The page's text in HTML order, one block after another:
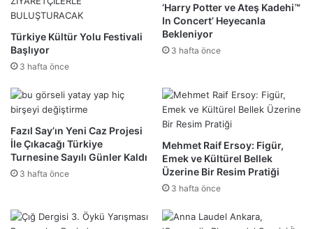
Türkiye Kültür Yolu Festivali
Başlıyor
3 hafta önce
‘Harry Potter ve Ateş Kadehi™
In Concert’ Heyecanla
Bekleniyor
3 hafta önce
Fazıl Say’ın Yeni Caz Projesi
İle Çıkacağı Türkiye
Turnesine Sayılı Günler Kaldı
3 hafta önce
Mehmet Raif Ersoy: Figür,
Emek ve Kültürel Bellek
Üzerine Bir Resim Pratiği
3 hafta önce